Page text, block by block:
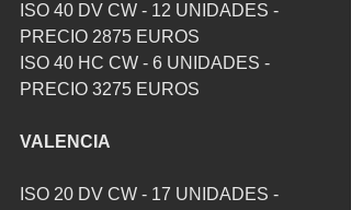
ISO 40 DV CW - 12 UNIDADES -
PRECIO 2875 EUROS
ISO 40 HC CW - 6 UNIDADES -
PRECIO 3275 EUROS
VALENCIA
ISO 20 DV CW - 17 UNIDADES -